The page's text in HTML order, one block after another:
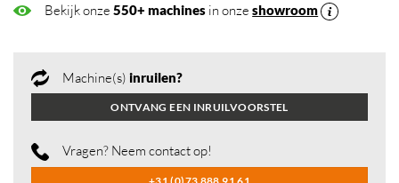
Bekijk onze550+ machines in onzeshowroom
Machine(s) inruilen?
ONTVANG EEN INRUILVOORSTEL
Vragen? Neem contact op!